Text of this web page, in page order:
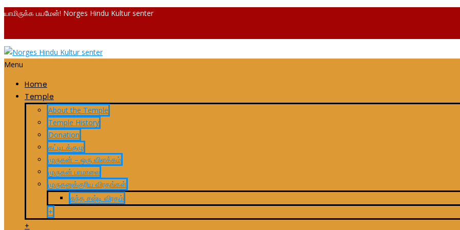
யாமிருக்க பயமேன்! Norges Hindu Kultur senter
Menu
Home
Temple
About the Temple
Temple History
Donation
கட்டிடக்குழு
முருகன் – ஒரு விளக்கம்
முருகன் பாமாலை
முருகனுக்குரிய விரதங்கள்
கந்த சஷ்டி விரதம்
+
+